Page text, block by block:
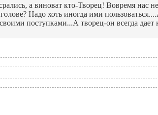
а виноват кто-Творец! Вовремя
Надо хоть иногда ими
поступками...А творец-он всегда